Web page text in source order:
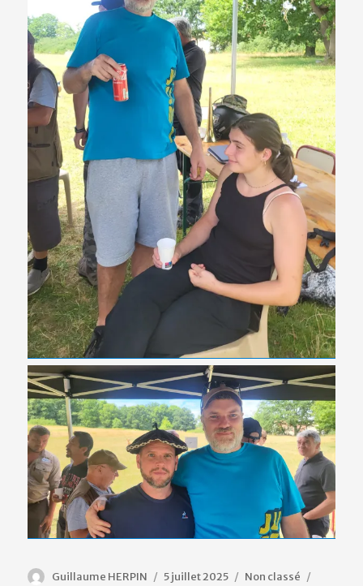
Auteur
Guillaume HERPIN
Publié
5 juillet 2025 Catégories
Non classé